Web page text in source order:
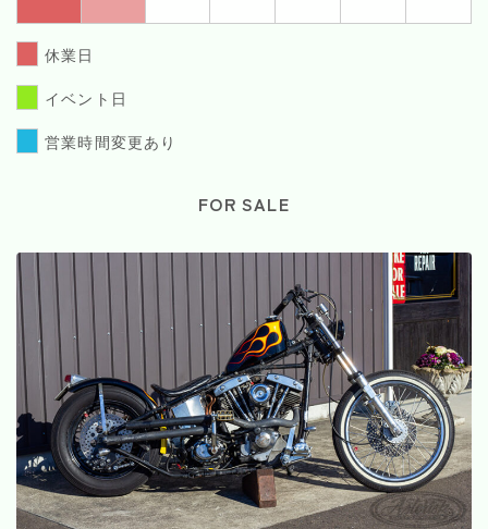
休業日
イベント日
営業時間変更あり
FOR SALE